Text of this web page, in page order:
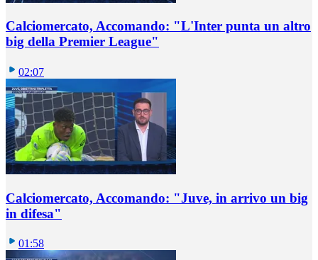
Calciomercato, Accomando: "L'Inter punta un altro
big della Premier League"
02:07
Calciomercato, Accomando: "Juve, in arrivo un big
in difesa"
01:58